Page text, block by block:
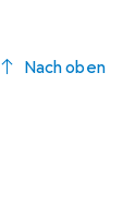
Nach oben